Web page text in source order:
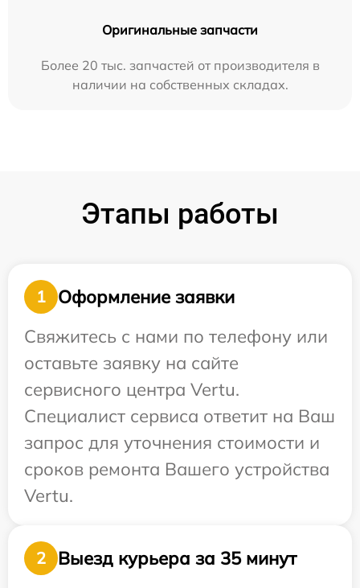
Оригинальные запчасти
Более 20 тыс. запчастей от производителя в
наличии на собственных складах.
Этапы работы
1
Оформление заявки
Свяжитесь с нами по телефону или
оставьте заявку на сайте
сервисного центра Vertu.
Специалист сервиса ответит на Ваш
запрос для уточнения стоимости и
сроков ремонта Вашего устройства
Vertu.
2
Выезд курьера за 35 минут